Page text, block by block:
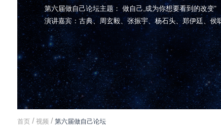
第六届做自己论坛主题： 做自己,成为你想要看到的改变”
演讲嘉宾：古典、周玄毅、张振宇、杨石头、郑伊廷、侯
首页/ 视频 / 第六届做自己论坛